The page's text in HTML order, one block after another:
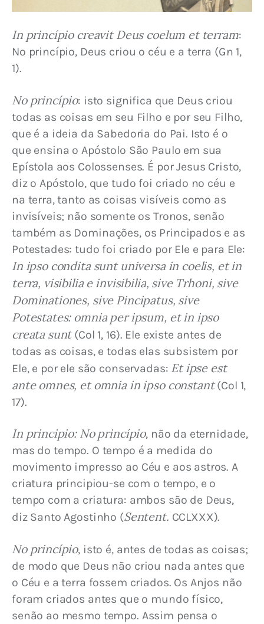
In princípio creavit Deus coelum et terram:
No princípio, Deus criou o céu e a terra (Gn 1,
1).
No princípio: isto significa que Deus criou
todas as coisas em seu Filho e por seu Filho,
que é a ideia da Sabedoria do Pai. Isto é o
que ensina o Apóstolo São Paulo em sua
Epístola aos Colossenses. É por Jesus Cristo,
diz o Apóstolo, que tudo foi criado no céu e
na terra, tanto as coisas visíveis como as
invisíveis; não somente os Tronos, senão
também as Dominações, os Principados e as
Potestades: tudo foi criado por Ele e para Ele:
In ipso condita sunt universa in coelis, et in
terra, visibilia e invisibilia, sive Trhoni, sive
Dominationes, sive Pincipatus, sive
Potestates: omnia per ipsum, et in ipso
creata sunt (Col 1, 16). Ele existe antes de
todas as coisas, e todas elas subsistem por
Ele, e por ele são conservadas: Et ipse est
ante omnes, et omnia in ipso constant (Col 1,
17).
In principio: No princípio, não da eternidade,
mas do tempo. O tempo é a medida do
movimento impresso ao Céu e aos astros. A
criatura principiou-se com o tempo, e o
tempo com a criatura: ambos são de Deus,
diz Santo Agostinho (Sentent. CCLXXX).
No princípio, isto é, antes de todas as coisas;
de modo que Deus não criou nada antes que
o Céu e a terra fossem criados. Os Anjos não
foram criados antes que o mundo físico,
senão ao mesmo tempo. Assim pensa o